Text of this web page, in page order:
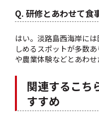
Q. 研修とあわせて食
はい。淡路島西海岸に
しめるスポットが多数
や農業体験などとあわせ
関連するこち
すすめ